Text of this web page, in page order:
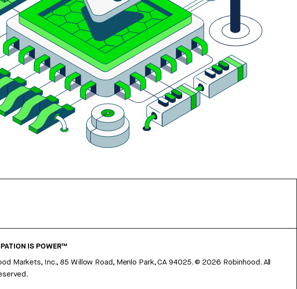
IS POWER™
Markets, Inc., 85 Willow Road, Menlo Park, CA 94025.©2026 Robinhood. All